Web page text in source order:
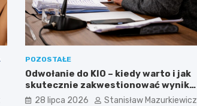
POZOSTAŁE
Odwołanie do KIO – kiedy warto i jak
skutecznie zakwestionować wynik
przetargu
28 lipca 2026 Stanisław Mazurkiewicz